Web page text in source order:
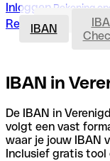
Inloggen Rekening
Rekening openen
IBAN
IBAN in
De IBAN in
volgt een vast
waar je jouw IBAN
Inclusief gratis tool